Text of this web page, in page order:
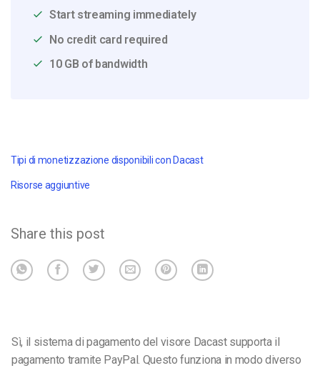
Start streaming immediately
No credit card required
10 GB of bandwidth
Tipi di monetizzazione disponibili con Dacast
Risorse aggiuntive
Share this post
Sì, il sistema di pagamento del visore Dacast supporta il
pagamento tramite PayPal. Questo funziona in modo diverso